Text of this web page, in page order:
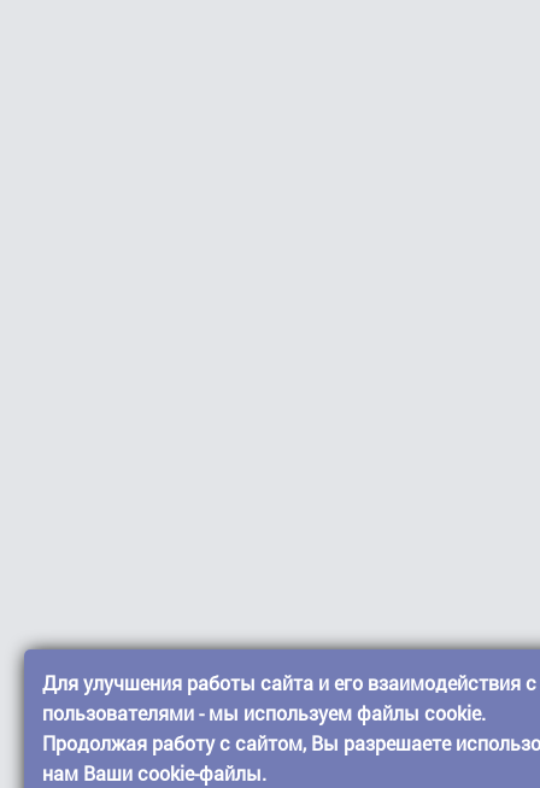
Для улучшения работы сайта и его взаимодействия с
пользователями - мы используем файлы cookie.
Продолжая работу с сайтом, Вы разрешаете
нам Ваши cookie-файлы.